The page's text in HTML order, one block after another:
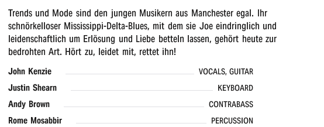
Trends und Mode sind den jungen Musikern aus Manchester egal. Ihr
schnörkelloser Mississippi-Delta-Blues, mit dem sie Joe eindringlich und
leidenschaftlich um Erlösung und Liebe betteln lassen, gehört heute zur
bedrohten Art. Hört zu, leidet mit, rettet ihn!
John Kenzie VOCALS, GUITAR
Justin Shearn KEYBOARD
Andy Brown CONTRABASS
Rome Mosabbir PERCUSSION